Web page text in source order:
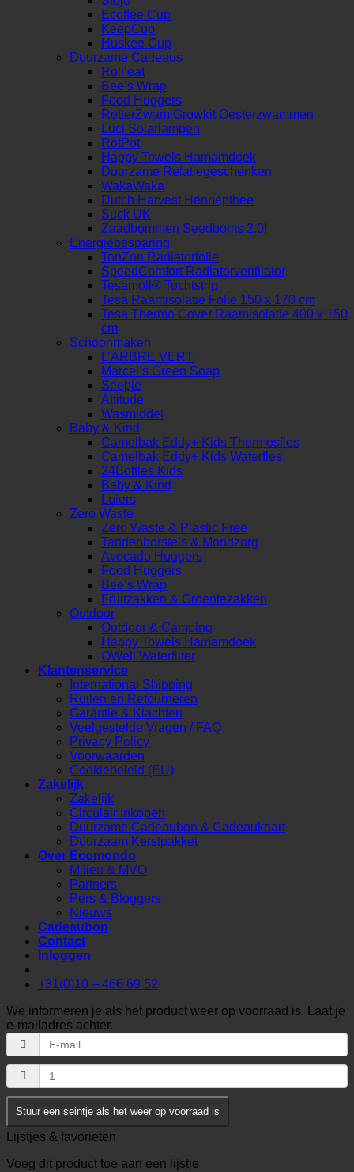
Ecoffee Cup
KeepCup
Huskee Cup
Duurzame Cadeaus
Roll’eat
Bee’s Wrap
Food Huggers
RotterZwam Growkit Oesterzwammen
Luci Solarlampen
RotPot
Happy Towels Hamamdoek
Duurzame Relatiegeschenken
WakaWaka
Dutch Harvest Hennepthee
Suck UK
Zaadbommen Seedboms 2.0!
Energiebesparing
TonZon Radiatorfolie
SpeedComfort Radiatorventilator
Tesamoll® Tochtstrip
Tesa Raamisolatie Folie 150 x 170 cm
Tesa Thermo Cover Raamisolatie 400 x 150
cm
Schoonmaken
L’ARBRE VERT
Marcel’s Green Soap
Seepje
Attitude
Wasmiddel
Baby & Kind
Camelbak Eddy+ Kids Thermosfles
Camelbak Eddy+ Kids Waterfles
24Bottles Kids
Baby & Kind
Luiers
Zero Waste
Zero Waste & Plastic Free
Tandenborstels & Mondzorg
Avocado Huggers
Food Huggers
Bee’s Wrap
Fruitzakken & Groentezakken
Outdoor
Outdoor & Camping
Happy Towels Hamamdoek
OWell Waterfilter
Klantenservice
International Shipping
Ruilen en Retourneren
Garantie & Klachten
Veelgestelde Vragen / FAQ
Privacy Policy
Voorwaarden
Cookiebeleid (EU)
Zakelijk
Zakelijk
Circulair Inkopen
Duurzame Cadeaubon & Cadeaukaart
Duurzaam Kerstpakket
Over Ecomondo
Milieu & MVO
Partners
Pers & Bloggers
Nieuws
Cadeaubon
Contact
Inloggen
+31(0)10 – 466 69 52
We informeren je als het product weer op voorraad is. Laat je
e-mailadres achter.
Stuur een seintje als het weer op voorraad is
Lijstjes & favorieten
Voeg dit product toe aan een lijstje